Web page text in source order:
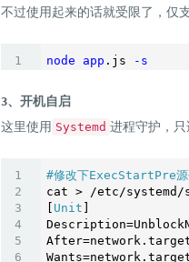
不过使用起来的话就受限了，仅
node app .js -s
3、开机自启
这里使用 Systemd 进程守护，
#修改下ExecStartPre源
cat > /etc/systemd/
[ Unit ]